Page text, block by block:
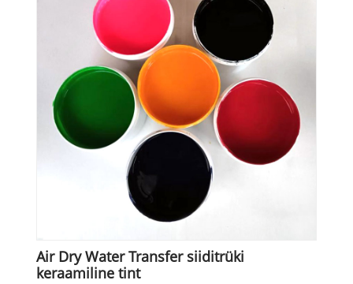
Air Dry Water Transfer siiditrüki
keraamiline tint